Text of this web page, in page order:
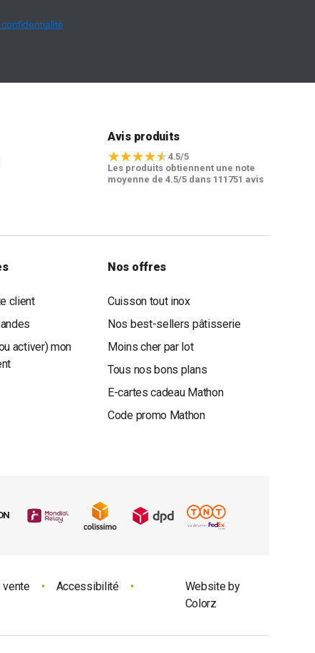
Avis produits
4.5/5
Les produits obtiennent une note
moyenne de 4.5/5 dans 111751 avis
client
activer) mon
Nos offres
Cuisson tout inox
Nos best-sellers pâtisserie
Moins cher par lot
Tous nos bons plans
E-cartes cadeau Mathon
Code promo Mathon
vente • Accessibilité
•
Website by
Colorz